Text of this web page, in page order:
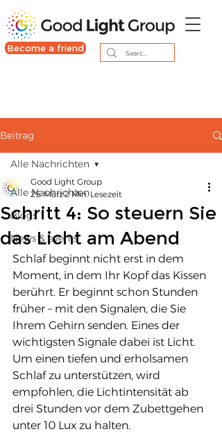
Become a friend
Beitrag
Alle Nachrichten
Blogs
News & events
Alle Nachrichten
Schritt 4: So steuern Sie
das Licht am Abend
Good Light Group
25. März2 Min. Lesezeit
Schlaf beginnt nicht erst in dem
Moment, in dem Ihr Kopf das Kissen
berührt. Er beginnt schon Stunden
früher – mit den Signalen, die Sie
Ihrem Gehirn senden. Eines der
wichtigsten Signale dabei ist Licht.
Um einen tiefen und erholsamen
Schlaf zu unterstützen, wird
empfohlen, die Lichtintensität ab
drei Stunden vor dem Zubettgehen
unter 10 Lux zu halten.